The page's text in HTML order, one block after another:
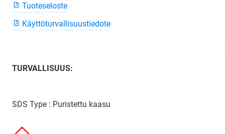
Tuoteseloste
Käyttöturvallisuustiedote
TURVALLISUUS:
SDS Type : Puristettu kaasu